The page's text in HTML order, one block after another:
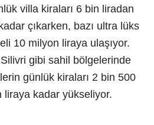
villa kiraları 6 bin liradan
çıkarken, bazı ultra lüks
10 milyon liraya ulaşıyor.
gibi sahil bölgelerinde
günlük kiraları 2 bin 500
liraya kadar yükseliyor.